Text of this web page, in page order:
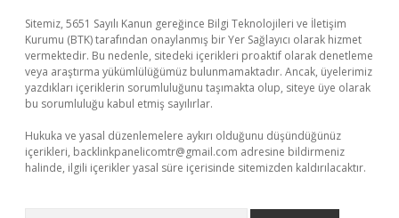
Sitemiz, 5651 Sayılı Kanun gereğince Bilgi Teknolojileri ve İletişim
Kurumu (BTK) tarafından onaylanmış bir Yer Sağlayıcı olarak hizmet
vermektedir. Bu nedenle, sitedeki içerikleri proaktif olarak denetleme
veya araştırma yükümlülüğümüz bulunmamaktadır. Ancak, üyelerimiz
yazdıkları içeriklerin sorumluluğunu taşımakta olup, siteye üye olarak
bu sorumluluğu kabul etmiş sayılırlar.
Hukuka ve yasal düzenlemelere aykırı olduğunu düşündüğünüz
içerikleri, backlinkpanelicomtr@gmail.com adresine bildirmeniz
halinde, ilgili içerikler yasal süre içerisinde sitemizden kaldırılacaktır.